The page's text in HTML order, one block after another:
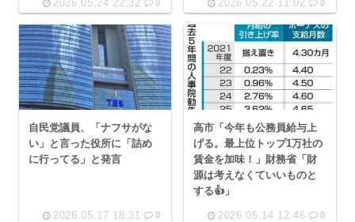
2026.05.24 22:32 0 2026.05.22 11:02 0
自民党議員、「ナフサがな
い」と言った役所に「詰め
に行ってる」と発言
2026.05.17 18:31 0
高市「今年も公務員給与上
げる。最上位トップ1万社の
賃金を加味！」財務省「財
源は考えなくていいものと
する👍」
2026.05.14 12:46 0